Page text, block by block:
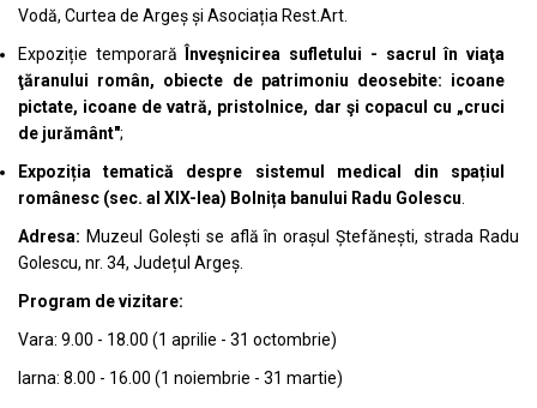
Vodă, Curtea de Argeș și Asociația Rest.Art.
Expoziție temporară
Înveşnicirea sufletului - sacrul în viaţa
ţăranului român, obiecte de patrimoniu deosebite: icoane
pictate, icoane de vatră, pristolnice, dar şi copacul cu „cruci
de jurământ";
Expoziția tematică despre sistemul medical din spațiul
românesc (sec. al XIX-lea) Bolnița banului Radu Golescu
Adresa: Muzeul Golești se află în orașul Ștefănești, strada Radu
Golescu, nr. 34, Județul Argeș.
Program de vizitare:
Vara: 9.00 - 18.00 (1 aprilie - 31 octombrie)
Iarna: 8.00 - 16.00 (1 noiembrie - 31 martie)